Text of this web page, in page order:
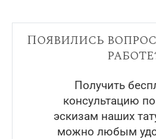
Появились
Получить
консультацию
эскизам наших
можно любым